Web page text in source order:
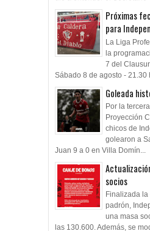
Próximas
para
La Liga
la
7 del
Sábado 8 de agosto - 21.30
Goleada
Por la
Proyección
chicos de
golearon a
Juan 9 a 0 en Villa Domín...
socios
Finalizada la
padrón,
una masa
las 130.600. Además, se